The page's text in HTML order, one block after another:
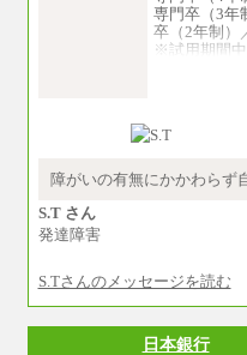
専門卒（3年
卒（2年制）
※試用期間中
※経験・スキ
※試用期間中
障がいの有無にかかわらず
S.T さん
発達障害
S.Tさんのメッセージを読む
日本銀行